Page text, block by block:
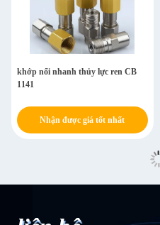
khớp nối nhanh thủy lực ren CB
1141
Nhận được giá tốt nhất